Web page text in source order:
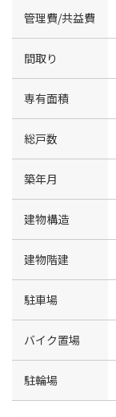
管理費/共益費
間取り
専有面積
総戸数
築年月
建物構造
建物階建
駐車場
バイク置場
駐輪場